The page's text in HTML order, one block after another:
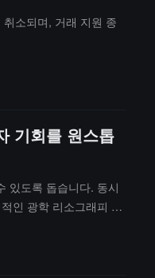
소되며, 거래 지원 종
기회를 원스톱
있도록 돕습니다. 동시
인 광학 리소그래피 기
포함하여 플랫폼 사용